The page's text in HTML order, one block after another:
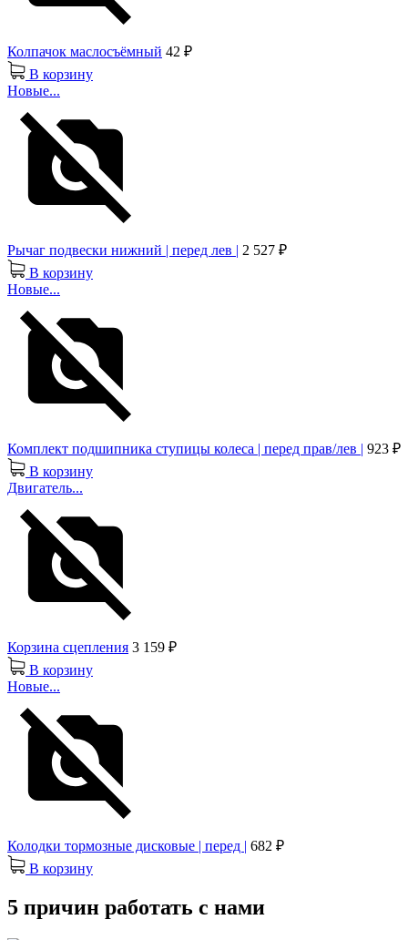
Колпачок маслосъёмный 42 ₽
В корзину
Новые...
Рычаг подвески нижний | перед лев | 2 527 ₽
В корзину
Новые...
Комплект подшипника ступицы колеса | перед прав/лев | 923 ₽
В корзину
Двигатель...
Корзина сцепления 3 159 ₽
В корзину
Новые...
Колодки тормозные дисковые | перед | 682 ₽
В корзину
5 причин работать с нами